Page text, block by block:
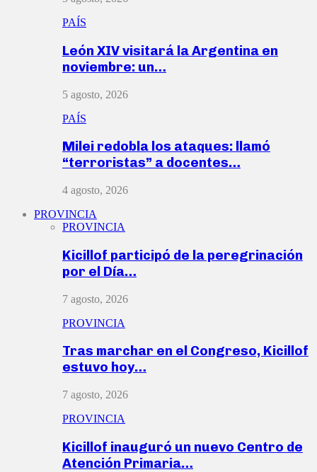
PAÍS
León XIV visitará la Argentina en
noviembre: un…
5 agosto, 2026
PAÍS
Milei redobla los ataques: llamó
“terroristas” a docentes…
4 agosto, 2026
PROVINCIA
PROVINCIA
Kicillof participó de la peregrinación
por el Día…
7 agosto, 2026
PROVINCIA
Tras marchar en el Congreso, Kicillof
estuvo hoy…
7 agosto, 2026
PROVINCIA
Kicillof inauguró un nuevo Centro de
Atención Primaria…